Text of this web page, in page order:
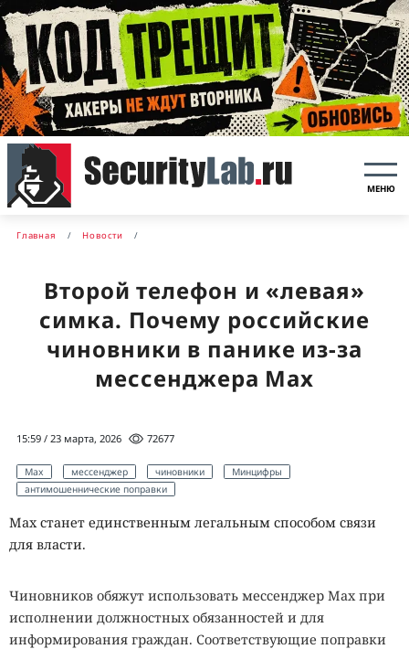
МЕНЮ
Главная Новости
Второй телефон и «левая»
симка. Почему российские
чиновники в панике из-за
мессенджера Max
15:59 / 23 марта, 2026 72677
Max мессенджер чиновники
Минцифры
антимошеннические поправки
Max станет единственным легальным способом связи
для власти.
Чиновников обяжут использовать мессенджер Max при
исполнении должностных обязанностей и для
информирования граждан. Соответствующие поправки